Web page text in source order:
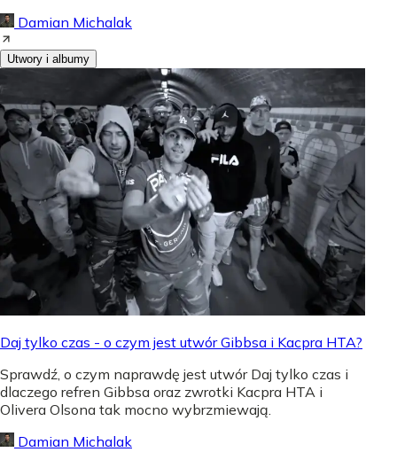
Damian Michalak
Utwory i albumy
Daj tylko czas - o czym jest utwór Gibbsa i Kacpra HTA?
Sprawdź, o czym naprawdę jest utwór Daj tylko czas i
dlaczego refren Gibbsa oraz zwrotki Kacpra HTA i
Olivera Olsona tak mocno wybrzmiewają.
Damian Michalak